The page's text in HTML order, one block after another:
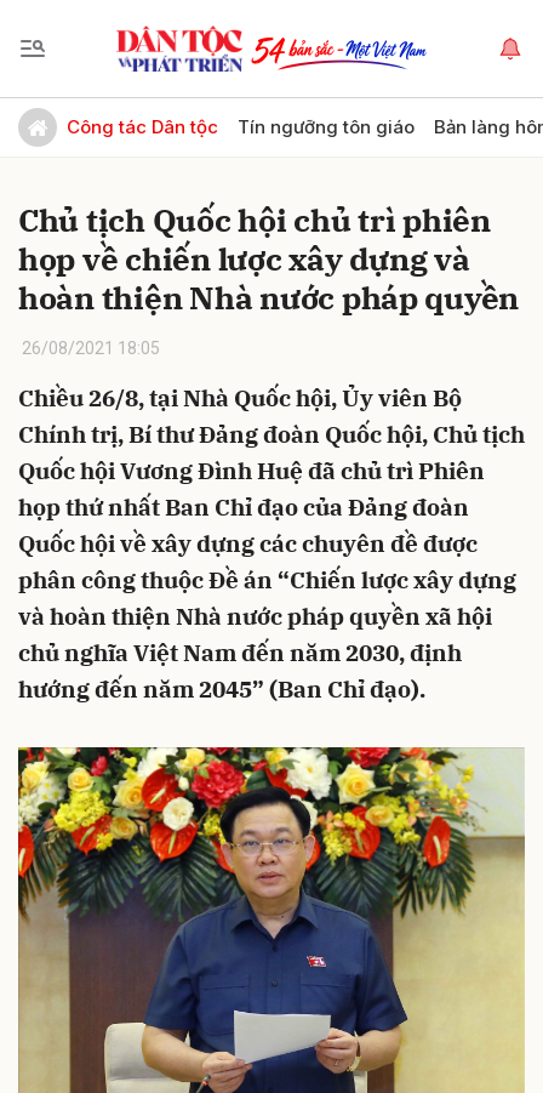
Công tác Dân tộc Tín ngưỡng tôn giáo Bản làng
Chủ tịch Quốc hội chủ trì phiên
họp về chiến lược xây dựng và
hoàn thiện Nhà nước pháp quyền
26/08/2021 18:05
Chiều 26/8, tại Nhà Quốc hội, Ủy viên Bộ
Chính trị, Bí thư Đảng đoàn Quốc hội, Chủ tịch
Quốc hội Vương Đình Huệ đã chủ trì Phiên
họp thứ nhất Ban Chỉ đạo của Đảng đoàn
Quốc hội về xây dựng các chuyên đề được
phân công thuộc Đề án “Chiến lược xây dựng
và hoàn thiện Nhà nước pháp quyền xã hội
chủ nghĩa Việt Nam đến năm 2030, định
hướng đến năm 2045” (Ban Chỉ đạo).
Gửi bình luận